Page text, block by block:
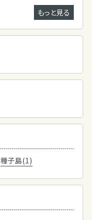
もっと見る
種子島(1)